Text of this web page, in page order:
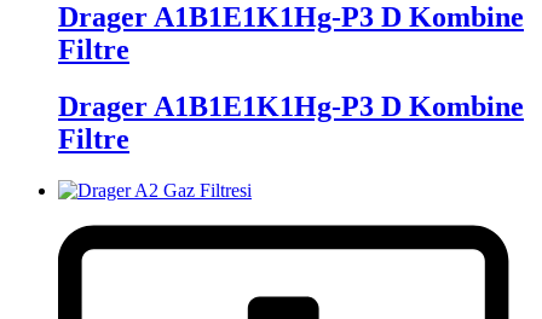
Drager A1B1E1K1Hg-P3 D Kombine
Filtre
Drager A1B1E1K1Hg-P3 D Kombine
Filtre